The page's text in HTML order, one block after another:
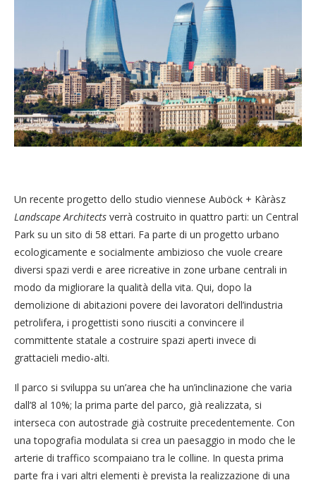
Un recente progetto dello studio viennese Auböck + Kàràsz
Landscape Architects verrà costruito in quattro parti: un Central
Park su un sito di 58 ettari. Fa parte di un progetto urbano
ecologicamente e socialmente ambizioso che vuole creare
diversi spazi verdi e aree ricreative in zone urbane centrali in
modo da migliorare la qualità della vita. Qui, dopo la
demolizione di abitazioni povere dei lavoratori dell’industria
petrolifera, i progettisti sono riusciti a convincere il
committente statale a costruire spazi aperti invece di
grattacieli medio-alti.
Il parco si sviluppa su un’area che ha un’inclinazione che varia
dall’8 al 10%; la prima parte del parco, già realizzata, si
interseca con autostrade già costruite precedentemente. Con
una topografia modulata si crea un paesaggio in modo che le
arterie di traffico scompaiano tra le colline. In questa prima
parte fra i vari altri elementi è prevista la realizzazione di una